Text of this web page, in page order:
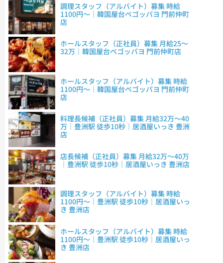
調理スタッフ（アルバイト）募集 時給
1100円～｜韓国屋台ペゴッパヨ 門前仲町
店
ホールスタッフ（正社員）募集 月給25～
32万｜韓国屋台ペゴッパヨ 門前仲町店
ホールスタッフ（アルバイト）募集 時給
1100円～｜韓国屋台ペゴッパヨ 門前仲町
店
料理長候補（正社員）募集 月給32万～40
万｜豊洲駅 徒歩10秒｜居酒屋いっき 豊洲
店
店長候補（正社員）募集 月給32万～40万
｜豊洲駅 徒歩10秒｜居酒屋いっき 豊洲店
調理スタッフ（アルバイト）募集 時給
1100円～｜豊洲駅 徒歩10秒｜居酒屋いっ
き 豊洲店
ホールスタッフ（アルバイト）募集 時給
1100円～｜豊洲駅 徒歩10秒｜居酒屋いっ
き 豊洲店